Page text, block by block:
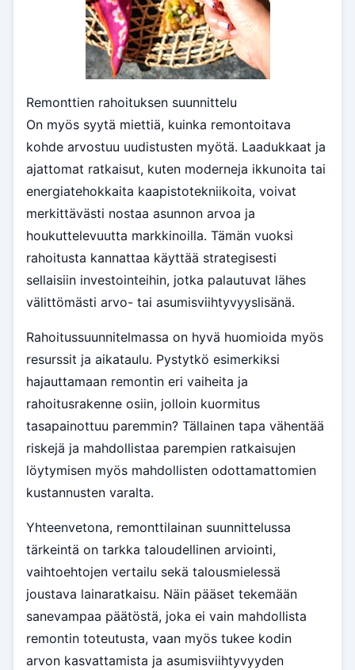
Remonttien rahoituksen suunnittelu
On myös syytä miettiä, kuinka remontoitava
kohde arvostuu uudistusten myötä. Laadukkaat ja
ajattomat ratkaisut, kuten moderneja ikkunoita tai
energiatehokkaita kaapistotekniikoita, voivat
merkittävästi nostaa asunnon arvoa ja
houkuttelevuutta markkinoilla. Tämän vuoksi
rahoitusta kannattaa käyttää strategisesti
sellaisiin investointeihin, jotka palautuvat lähes
välittömästi arvo- tai asumisviihtyvyyslisänä.
Rahoitussuunnitelmassa on hyvä huomioida myös
resurssit ja aikataulu. Pystytkö esimerkiksi
hajauttamaan remontin eri vaiheita ja
rahoitusrakenne osiin, jolloin kuormitus
tasapainottuu paremmin? Tällainen tapa vähentää
riskejä ja mahdollistaa parempien ratkaisujen
löytymisen myös mahdollisten odottamattomien
kustannusten varalta.
Yhteenvetona, remonttilainan suunnittelussa
tärkeintä on tarkka taloudellinen arviointi,
vaihtoehtojen vertailu sekä talousmielessä
joustava lainaratkaisu. Näin pääset tekemään
sanevampaa päätöstä, joka ei vain mahdollista
remontin toteutusta, vaan myös tukee kodin
arvon kasvattamista ja asumisviihtyvyyden